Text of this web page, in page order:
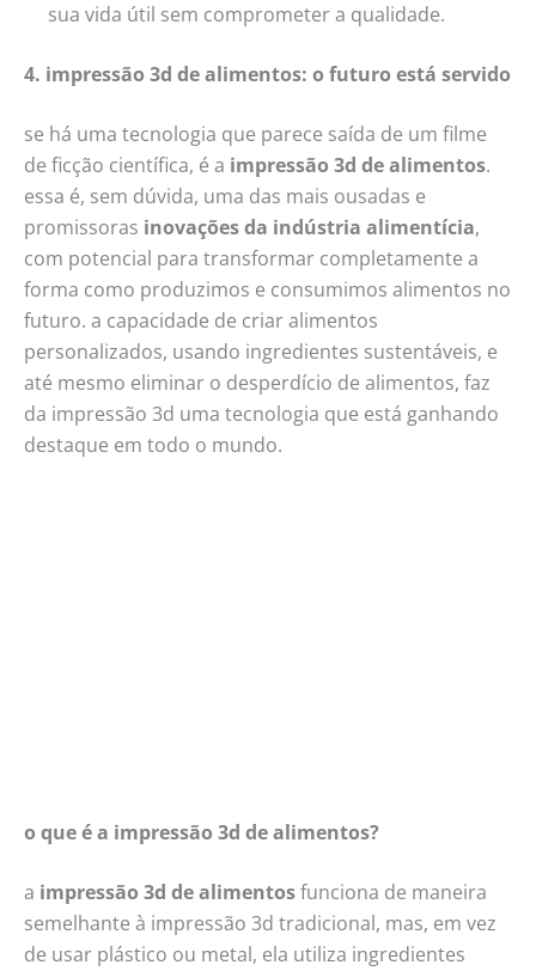
sua vida útil sem comprometer a qualidade.
4. impressão 3d de alimentos: o futuro está servido
se há uma tecnologia que parece saída de um filme
de ficção científica, é a impressão 3d de alimentos.
essa é, sem dúvida, uma das mais ousadas e
promissoras inovações da indústria alimentícia,
com potencial para transformar completamente a
forma como produzimos e consumimos alimentos no
futuro. a capacidade de criar alimentos
personalizados, usando ingredientes sustentáveis, e
até mesmo eliminar o desperdício de alimentos, faz
da impressão 3d uma tecnologia que está ganhando
destaque em todo o mundo.
o que é a impressão 3d de alimentos?
a impressão 3d de alimentosfunciona de maneira
semelhante à impressão 3d tradicional, mas, em vez
de usar plástico ou metal, ela utiliza ingredientes